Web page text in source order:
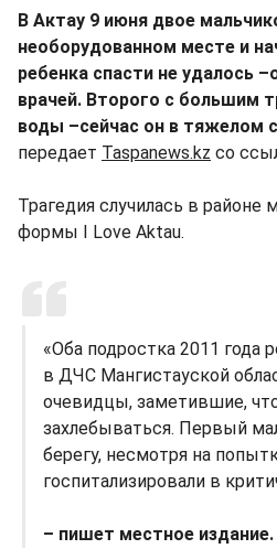
В Актау 9 июня двое
необорудованном месте и
ребенка спасти не удалось
врачей. Второго с большим
воды –сейчас он в тяжелом
передает Taspanews.kz со
Трагедия случилась в районе
формы I Love Aktau.
«Оба подростка 2011 года
в ДЧС Мангистауской
очевидцы, заметившие,
захлебываться. Первый
берегу, несмотря на
госпитализировали в
– пишет местное издание.